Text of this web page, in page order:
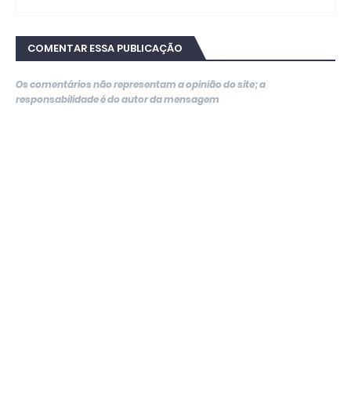
COMENTAR ESSA PUBLICAÇÃO
Os comentários não representam a opinião do site; a
responsabilidade é do autor da mensagem